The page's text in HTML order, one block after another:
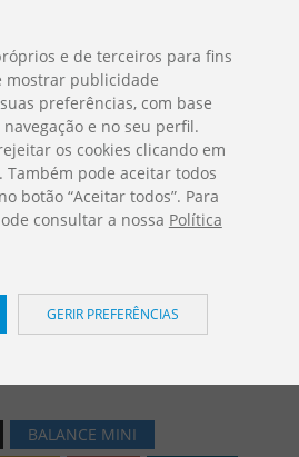
DESCARGAS
Catálogos Jolas
/ Loop
BALANCE MINI
e de terceiros para fins
mostrar publicidade
preferências, com base
e no seu perfil.
os cookies clicando em
Também pode aceitar todos
botão “Aceitar todos”. Para
consultar a nossa Política
GERIR PREFERÊNCIAS